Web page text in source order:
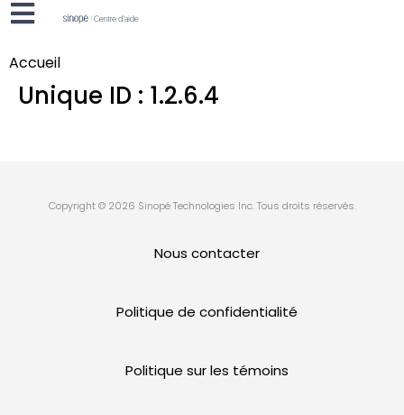
Accueil
Unique ID : 1.2.6.4
Copyright © 2026 Sinopé Technologies Inc. Tous droits réservés.
Nous contacter
Politique de confidentialité
Politique sur les témoins